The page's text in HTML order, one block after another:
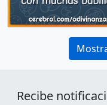
Recibe